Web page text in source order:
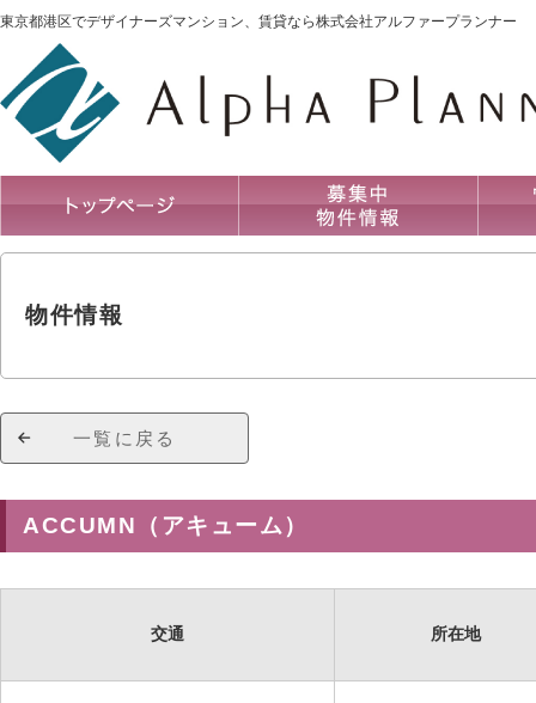
東京都港区でデザイナーズマンション、賃貸なら株式会社アルファープランナー
物件情報
一覧に戻る
ACCUMN（アキューム）
交通 所在地